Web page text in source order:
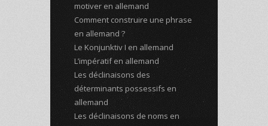
motiver en allemand
Comment construire une phrase
en allemand ?
Le Konjunktiv I en allemand
L’impératif en allemand
Les déclinaisons des
déterminants possessifs en
allemand
Les déclinaisons de noms en